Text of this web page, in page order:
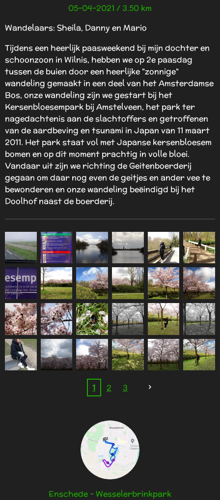
05-04-2021 / 3.50 km
Wandelaars: Sheila, Danny en Mario
Tijdens een heerlijk paasweekend bij mijn dochter en
schoonzoon in Wilnis, hebben we op 2e paasdag
tussen de buien door een heerlijke "zonnige"
wandeling gemaakt in een deel van het Amsterdamse
Bos, onze wandeling zijn we gestart bij het
Kersenbloesempark bij Amstelveen, het park ter
nagedachtenis aan de slachtoffers en getroffenen
van de aardbeving en tsunami in Japan van 11 maart
2011. Het park staat vol met Japanse kersenbloesem
bomen en op dit moment prachtig in volle bloei.
Vandaar uit zijn we richting de Geitenboerderij
gegaan om daar nog even de geitjes en ander vee te
bewonderen en onze wandeling beëindigd bij het
Doolhof naast de boerderij.
1 2 3
Enschede - Wesselerbrinkpark